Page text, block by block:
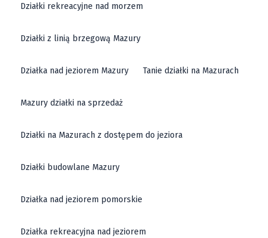
Działki rekreacyjne nad morzem
Działki z linią brzegową Mazury
Działka nad jeziorem Mazury Tanie działki na Mazurach
Mazury działki na sprzedaż
Działki na Mazurach z dostępem do jeziora
Działki budowlane Mazury
Działka nad jeziorem pomorskie
Działka rekreacyjna nad jeziorem